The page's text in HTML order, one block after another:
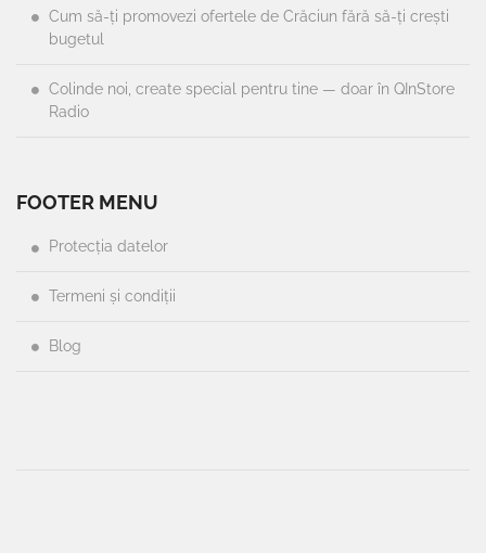
Cum să-ți promovezi ofertele de Crăciun fără să-ți crești
bugetul
Colinde noi, create special pentru tine — doar în QInStore
Radio
FOOTER MENU
Protecția datelor
Termeni și condiții
Blog